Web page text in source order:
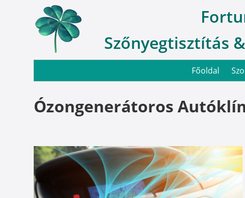
Szőnyegtisztítás
Főoldal
Ózongenerátoros